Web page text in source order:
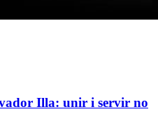
Illa: unir i servir no